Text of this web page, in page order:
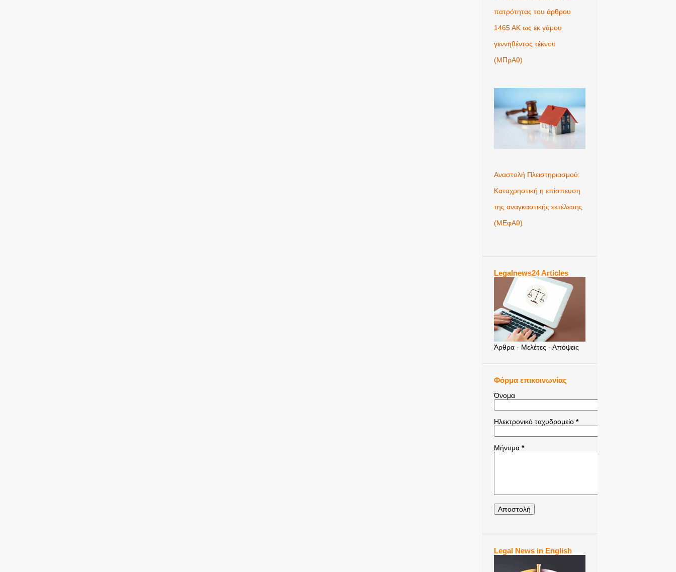
πατρότητας του άρθρου
1465 ΑΚ ως εκ γάμου
γεννηθέντος τέκνου
(MΠρΑθ)
Αναστολή Πλειστηριασμού:
Καταχρηστική η επίσπευση
της αναγκαστικής εκτέλεσης
(ΜΕφΑθ)
Legalnews24 Articles
Άρθρα - Μελέτες - Απόψεις
Φόρμα επικοινωνίας
Όνομα
Ηλεκτρονικό ταχυδρομείο *
Μήνυμα *
Legal News in English